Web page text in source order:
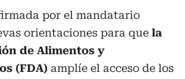
por el mandatario
orientaciones para que la
de Alimentos y
(FDA) amplíe el acceso de los